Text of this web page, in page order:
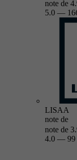
note de
5.0 —
LISAA
note de
note de
4.0 — 99